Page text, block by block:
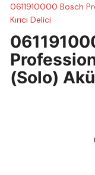
0611910000 Bosch
Kırıcı Delici
(Solo)